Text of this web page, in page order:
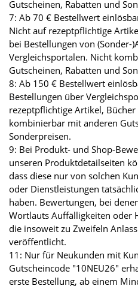
Gutscheinen, Rabatten und
7: Ab 70 € Bestellwert
Nicht auf rezeptpflichtige
bei Bestellungen von (Sonder-
Vergleichsportalen. Nicht
Gutscheinen, Rabatten und
8: Ab 150 € Bestellwert
Bestellungen über
rezeptpflichtige Artikel,
kombinierbar mit anderen
Sonderpreisen.
9: Bei Produkt- und Shop-
unseren Produktdetailseiten
dass diese nur von solchen
oder Dienstleistungen
haben. Bewertungen, bei
Wortlauts Auffälligkeiten oder
die insoweit zu Zweifeln
veröffentlicht.
11: Nur für Neukunden mit
Gutscheincode "10NEU26"
erste Bestellung, ab einem